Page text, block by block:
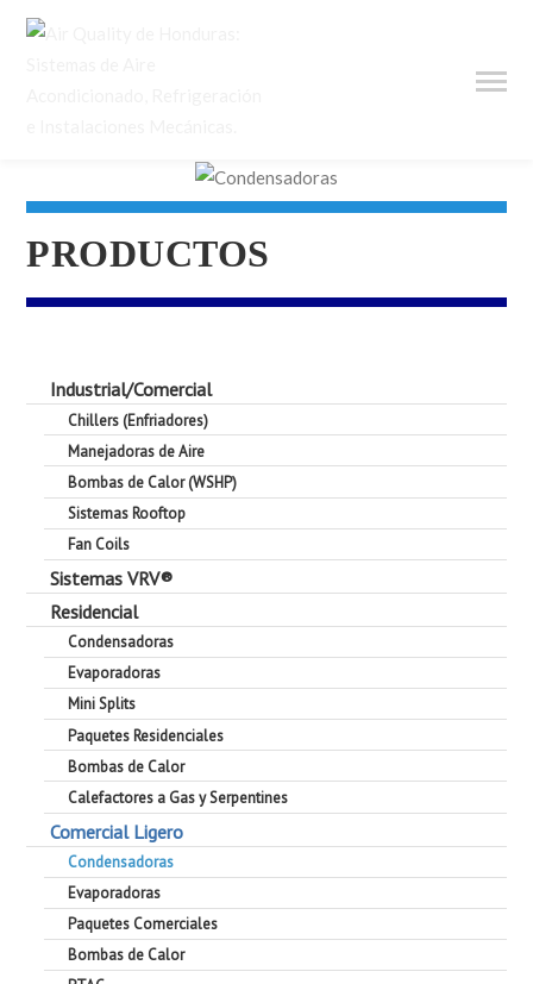
PRODUCTOS
Industrial/Comercial
Chillers (Enfriadores)
Manejadoras de Aire
Bombas de Calor (WSHP)
Sistemas Rooftop
Fan Coils
Sistemas VRV®
Residencial
Condensadoras
Evaporadoras
Mini Splits
Paquetes Residenciales
Bombas de Calor
Calefactores a Gas y Serpentines
Comercial Ligero
Condensadoras
Evaporadoras
Paquetes Comerciales
Bombas de Calor